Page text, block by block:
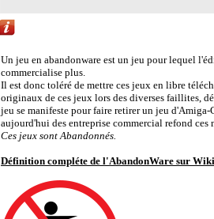
Un jeu en abandonware est un jeu pour lequel
commercialise plus.
Il est donc toléré de mettre ces jeux en libre
originaux de ces jeux lors des diverses faillites,
jeu se manifeste pour faire retirer un jeu
aujourd'hui des entreprise commercial refond
Ces jeux sont Abandonnés.
Définition compléte de l'AbandonWare sur